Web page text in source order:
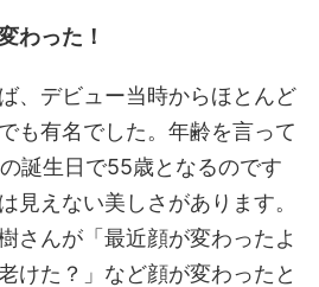
わった！
、デビュー当時からほとんど
も有名でした。年齢を言って
誕生日で55歳となるのです
見えない美しさがあります。
さんが「最近顔が変わったよ
けた？」など顔が変わったと